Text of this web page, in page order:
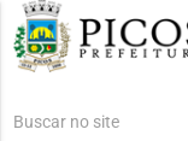
Buscar no site